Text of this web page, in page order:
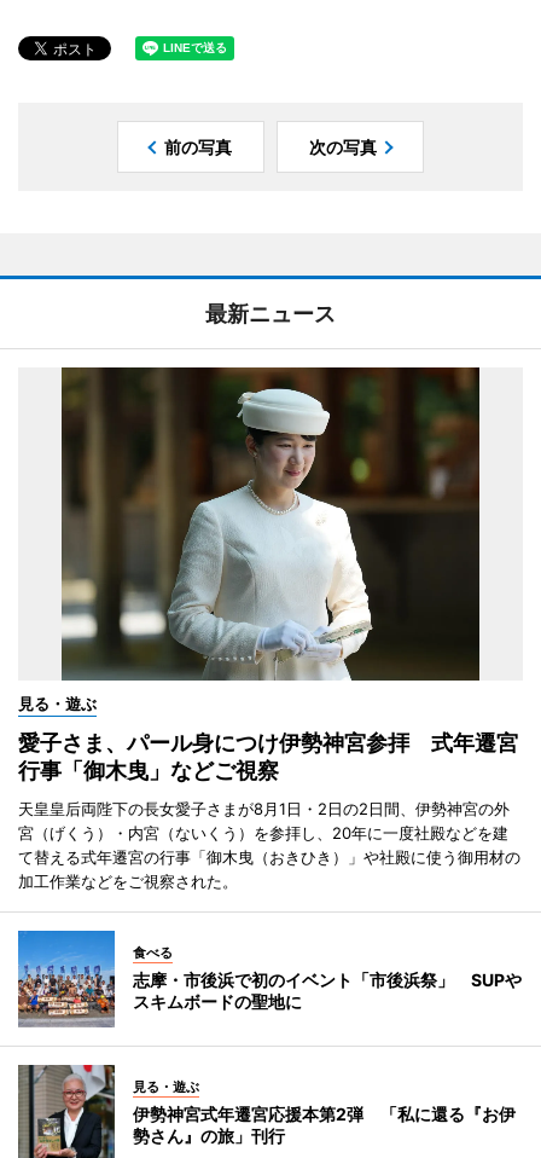
前の写真 次の写真
最新ニュース
見る・遊ぶ
愛子さま、パール身につけ伊勢神宮参拝 式年遷宮
行事「御木曳」などご視察
天皇皇后両陛下の長女愛子さまが8月1日・2日の2日間、伊勢神宮の外
宮（げくう）・内宮（ないくう）を参拝し、20年に一度社殿などを建
て替える式年遷宮の行事「御木曳（おきひき）」や社殿に使う御用材の
加工作業などをご視察された。
食べる
志摩・市後浜で初のイベント「市後浜祭」 SUPや
スキムボードの聖地に
見る・遊ぶ
伊勢神宮式年遷宮応援本第2弾 「私に還る『お伊
勢さん』の旅」刊行